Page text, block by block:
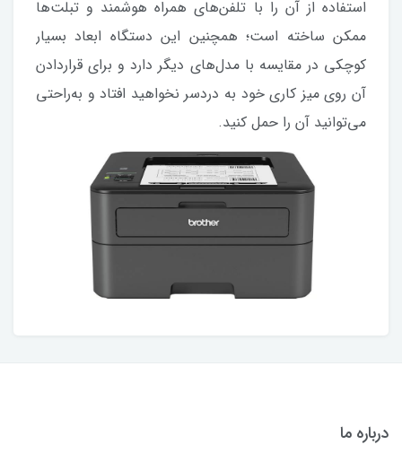
استفاده از آن را با تلفن‌های همراه هوشمند و تبلت‌ها
ممکن ساخته است؛ همچنین این دستگاه ابعاد بسیار
کوچکی در مقایسه با مدل‌های دیگر دارد و برای قراردادن
آن روی میز کاری خود به دردسر نخواهید افتاد و به‌راحتی
می‌توانید آن را حمل کنید.
درباره ما